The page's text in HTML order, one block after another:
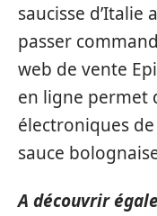
saucisse
passer
web de vente
en ligne permet
électroniques
sauce
A découvrir